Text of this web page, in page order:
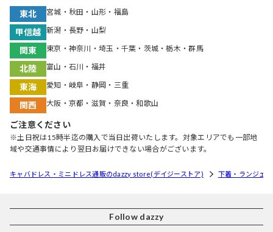
東北 宮城・秋田・山形・福島
甲信越 新潟・長野・山梨
関東 東京・神奈川・埼玉・千葉・茨城・栃木・群馬
北陸 富山・石川・福井
東海 愛知・岐阜・静岡・三重
関西 大阪・京都・滋賀・奈良・和歌山
ご注意ください
※土日祝は15時半迄の購入で当日出荷いたします。対象エリアでも一部地
域や交通事情により翌日お届けできない場合がございます。
キャバドレス・ミニドレス通販のdazzy store(デイジーストア) 下着・ランジェ
Follow dazzy